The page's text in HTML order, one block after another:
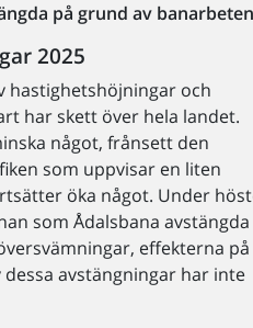
på grund av banarbeten
2025
hastighetshöjningar och
har skett över hela landet.
något, frånsett den
som uppvisar en liten
öka något. Under
som Ådalsbana avstängda
effekterna på
avstängningar har inte